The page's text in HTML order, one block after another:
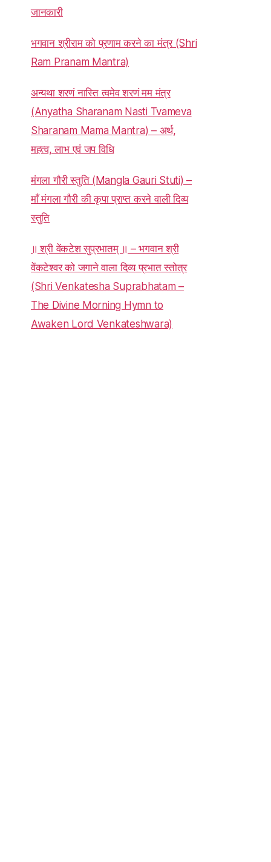
जानकारी
भगवान श्रीराम को प्रणाम करने का मंत्र (Shri
Ram Pranam Mantra)
अन्यथा शरणं नास्ति त्वमेव शरणं मम मंत्र
(Anyatha Sharanam Nasti Tvameva
Sharanam Mama Mantra) – अर्थ,
महत्व, लाभ एवं जप विधि
मंगला गौरी स्तुति (Mangla Gauri Stuti) –
माँ मंगला गौरी की कृपा प्राप्त करने वाली दिव्य
स्तुति
॥ श्री वेंकटेश सुप्रभातम् ॥ – भगवान श्री
वेंकटेश्वर को जगाने वाला दिव्य प्रभात स्तोत्र
(Shri Venkatesha Suprabhatam –
The Divine Morning Hymn to
Awaken Lord Venkateshwara)